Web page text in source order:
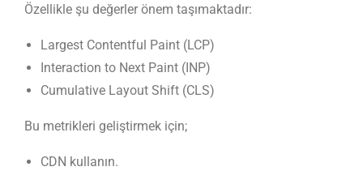
Özellikle şu değerler önem taşımaktadır:
Largest Contentful Paint (LCP)
Interaction to Next Paint (INP)
Cumulative Layout Shift (CLS)
Bu metrikleri geliştirmek için;
CDN kullanın.